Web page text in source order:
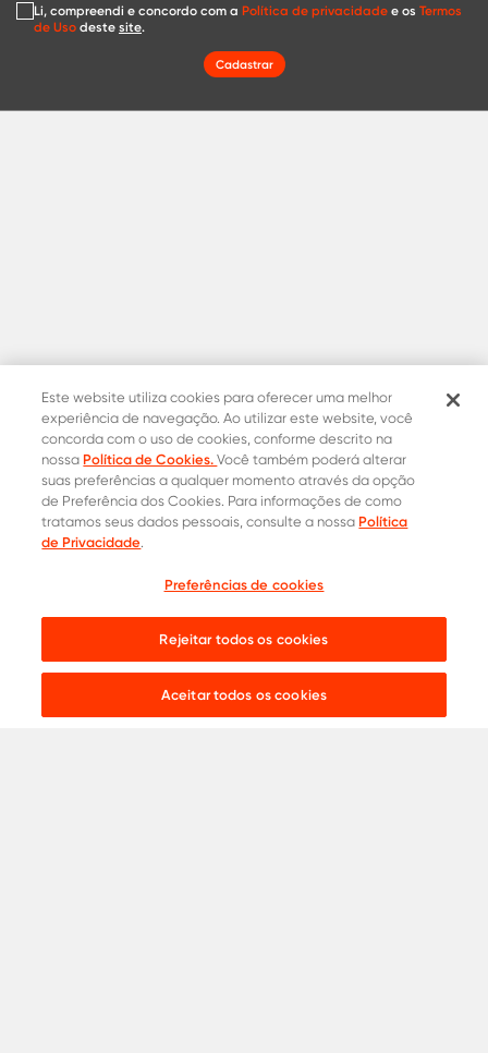
Li, compreendi e concordo com a Política de privacidade e os Termos
de Uso deste site.
Cadastrar
Contatos Oficiais
Live chat:
Este website utiliza cookies para oferecer uma melhor
experiência de navegação. Ao utilizar este website, você
concorda com o uso de cookies, conforme descrito na
nossa Política de Cookies.Você também poderá alterar
suas preferências a qualquer momento através da opção
de Preferência dos Cookies. Para informações de como
tratamos seus dados pessoais, consulte a nossa Política
de Privacidade.
Preferências de cookies
Rejeitar todos os cookies
Aceitar todos os cookies